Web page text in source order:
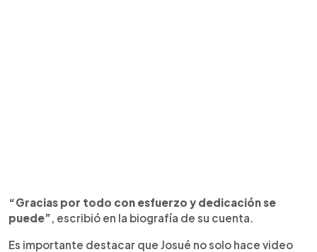
“Gracias por todo con esfuerzo y dedicación se
puede” , escribió en la biografía de su cuenta.
Es importante destacar que Josué no solo hace video